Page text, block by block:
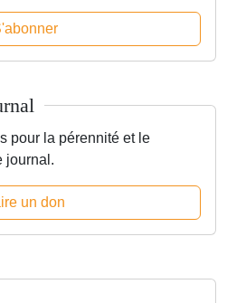
pour la pérennité et le
journal.
un don